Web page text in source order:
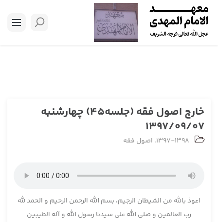
خارج اصول فقه (جلسه45) چهارشنبه
1397/09/07
1397-1398، اصول فقه
اعوذ بالله من الشیطان الرجیم، بسم الله الرحمن الرحیم و الحمد لله
رب العالمین و صلی الله علی سیدنا رسول الله و آله الطیبین